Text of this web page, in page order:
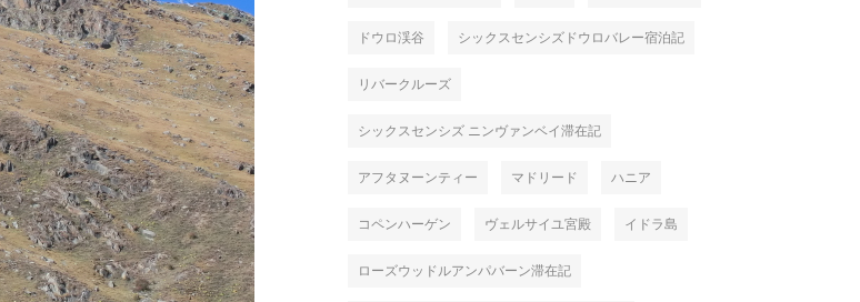
ドウロ渓谷 シックスセンシズドウロバレー宿泊記
リバークルーズ
シックスセンシズ ニンヴァンベイ滞在記
アフタヌーンティー マドリード ハニア
コペンハーゲン ヴェルサイユ宮殿 イドラ島
ローズウッドルアンパバーン滞在記